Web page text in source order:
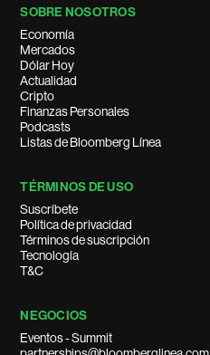
SOBRE NOSOTROS
Economía
Mercados
Dólar Hoy
Actualidad
Cripto
Finanzas Personales
Podcasts
Listas de Bloomberg Línea
TÉRMINOS DE USO
Suscríbete
Política de privacidad
Términos de suscripción
Tecnología
T&C
NEGOCIOS
Eventos - Summit